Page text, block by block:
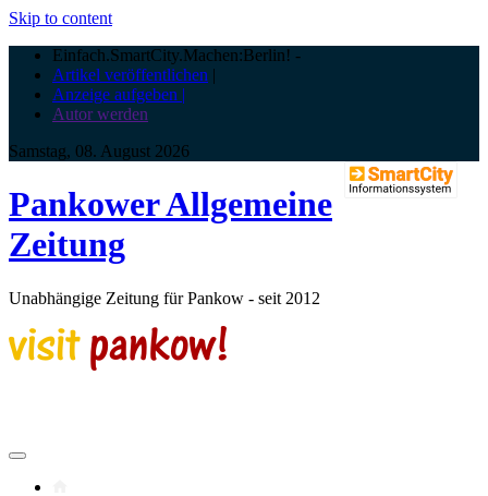
Skip to content
Einfach.SmartCity.Machen:Berlin! -
Artikel veröffentlichen |
Anzeige aufgeben |
Autor werden
Samstag, 08. August 2026
Pankower Allgemeine
Zeitung
Unabhängige Zeitung für Pankow - seit 2012